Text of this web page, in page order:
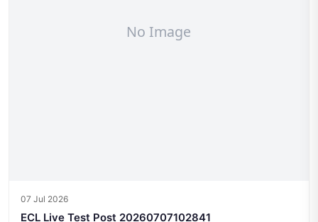
07 Jul 2026
ECL Live Test Post 20260707102841